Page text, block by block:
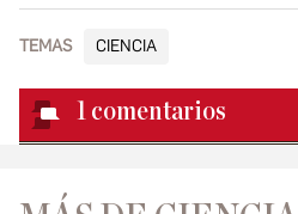
TEMAS CIENCIA
1 comentarios